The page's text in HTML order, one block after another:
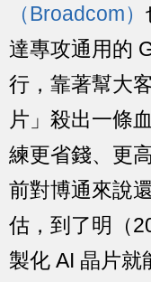
（Broadcom）
達專攻通用的
行，靠著幫大
片」殺出一條
練更省錢、更
前對博通來說
估，到了明（
製化 AI 晶片就